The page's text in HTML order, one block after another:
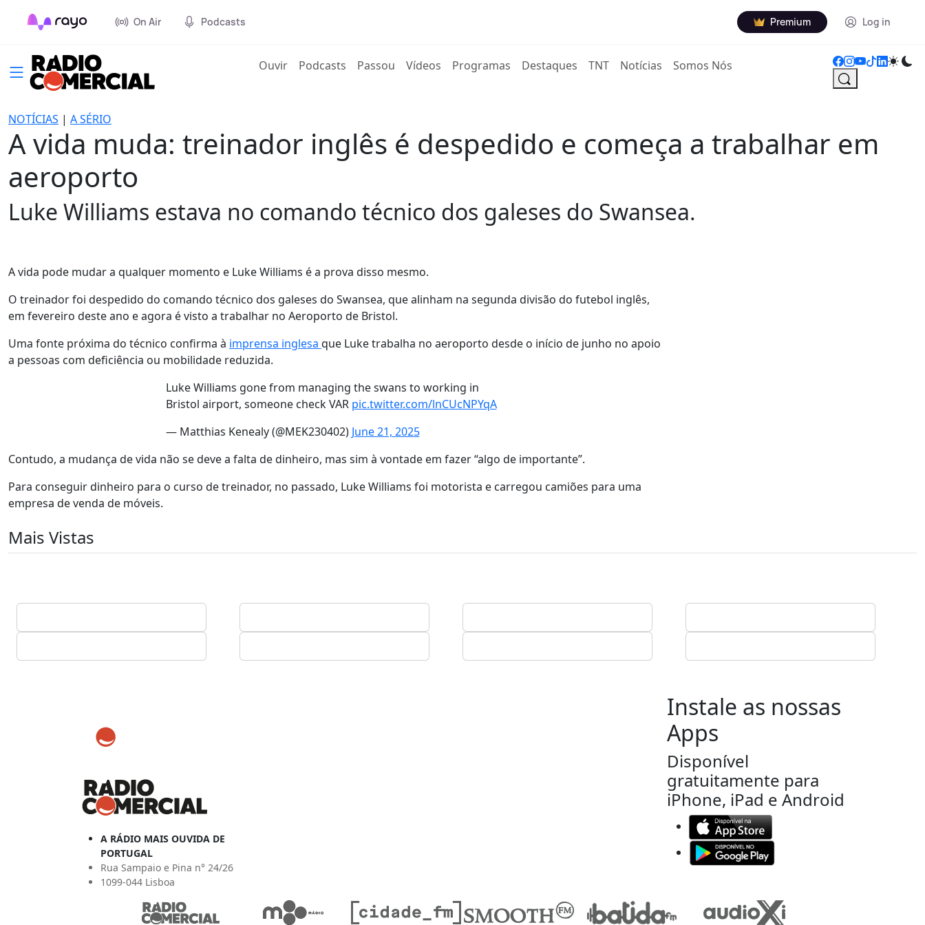
On Air Podcasts Premium Log in
Ouvir(current)
Podcasts Passou Vídeos Programas Destaques TNT Notícias Somos Nós
NOTÍCIAS | A SÉRIO
A vida muda: treinador inglês é despedido e começa a trabalhar em
aeroporto
Luke Williams estava no comando técnico dos galeses do Swansea.
A vida pode mudar a qualquer momento e Luke Williams é a prova disso mesmo.
O treinador foi despedido do comando técnico dos galeses do Swansea, que alinham na segunda divisão do futebol inglês,
em fevereiro deste ano e agora é visto a trabalhar no Aeroporto de Bristol.
Uma fonte próxima do técnico confirma à imprensa inglesa que Luke trabalha no aeroporto desde o início de junho no apoio
a pessoas com deficiência ou mobilidade reduzida.
Luke Williams gone from managing the swans to working in
Bristol airport, someone check VAR pic.twitter.com/lnCUcNPYqA
— Matthias Kenealy (@MEK230402) June 21, 2025
Contudo, a mudança de vida não se deve a falta de dinheiro, mas sim à vontade em fazer “algo de importante”.
Para conseguir dinheiro para o curso de treinador, no passado, Luke Williams foi motorista e carregou camiões para uma
empresa de venda de móveis.
Mais Vistas
A RÁDIO MAIS OUVIDA DE
PORTUGAL
Rua Sampaio e Pina n° 24/26
1099-044 Lisboa
Instale as nossas
Apps
Disponível
gratuitamente para
iPhone, iPad e Android